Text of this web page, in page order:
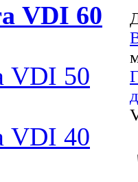
VDI 60
VDI 50
VDI 40